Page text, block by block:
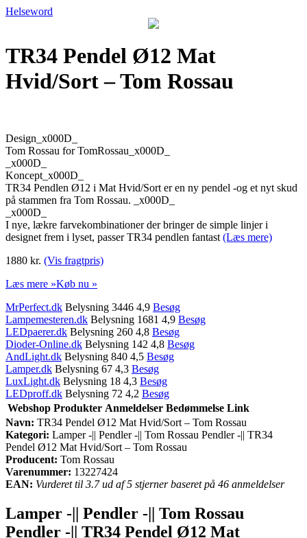
Helseword
TR34 Pendel Ø12 Mat
Hvid/Sort – Tom Rossau
Design_x000D_
Tom Rossau for TomRossau_x000D_
_x000D_
Koncept_x000D_
TR34 Pendlen Ø12 i Mat Hvid/Sort er en ny pendel -og et nyt skud
på stammen fra Tom Rossau. _x000D_
_x000D_
I nye, lækre farvekombinationer der bringer de simple linjer i
designet frem i lyset, passer TR34 pendlen fantast (Læs mere)
1880 kr. (Vis fragtpris)
Læs mere »Køb nu »
MrPerfect.dk Belysning 3446 4,9 Besøg
Lampemesteren.dk Belysning 1681 4,9 Besøg
LEDpaerer.dk Belysning 260 4,8 Besøg
Dioder-Online.dk Belysning 142 4,8 Besøg
AndLight.dk Belysning 840 4,5 Besøg
Lamper.dk Belysning 67 4,3 Besøg
LuxLight.dk Belysning 18 4,3 Besøg
LEDproff.dk Belysning 72 4,2 Besøg
Webshop Produkter Anmeldelser Bedømmelse Link
Navn: TR34 Pendel Ø12 Mat Hvid/Sort – Tom Rossau
Kategori: Lamper -|| Pendler -|| Tom Rossau Pendler -|| TR34
Pendel Ø12 Mat Hvid/Sort – Tom Rossau
Producent: Tom Rossau
Varenummer: 13227424
EAN: Vurderet til 3.7 ud af 5 stjerner baseret på 46 anmeldelser
Lamper -|| Pendler -|| Tom Rossau
Pendler -|| TR34 Pendel Ø12 Mat